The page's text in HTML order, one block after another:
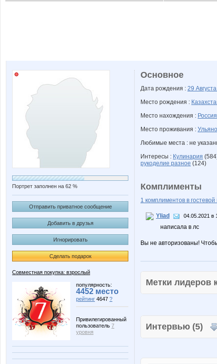
Портрет заполнен на 62 %
Отправить приватное сообщение
Добавить в друзья
Игнорировать
Сделать подарок
Совместная покупка: взрослый
популярность:
4452 место
рейтинг 4647 ?
Привилегированный
пользователь 7
уровня
Основное
Дата рождения : 29
Место рождения :
Место нахождения : Россия
Место проживания :
Любимые места : не
Интересы : Кулинария
рукоделие разное (124)
Комплименты
1 комплиментов в гостевой
Yliad 04.05.2021 в
написала в лс
Вы не авторизованы!
Метки
Интервью (5)